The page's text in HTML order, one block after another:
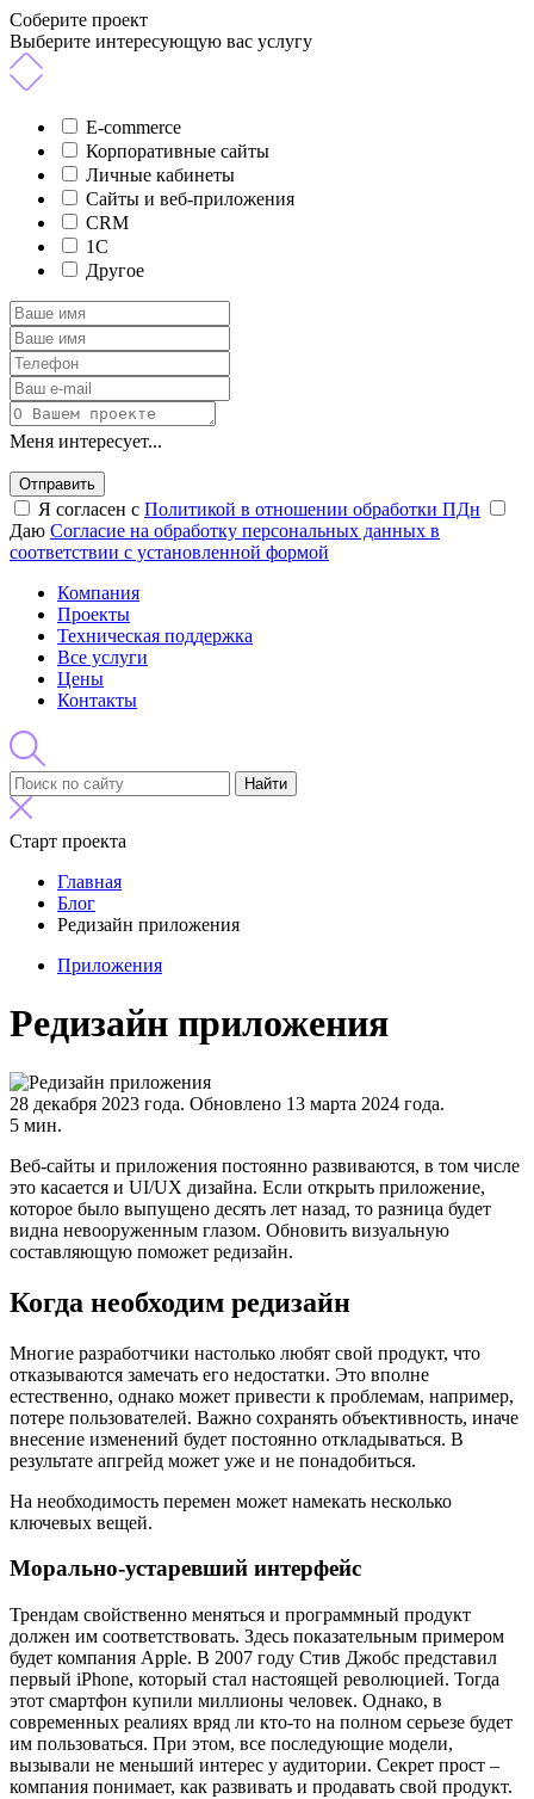
Соберите проект
Выберите интересующую вас услугу
E-commerce
Корпоративные сайты
Личные кабинеты
Сайты и веб-приложения
CRM
1C
Другое
Меня интересует...
Отправить
Я согласен с Политикой в отношении обработки ПДн
Даю Согласие на обработку персональных данных в
соответствии с установленной формой
Компания
Проекты
Техническая поддержка
Все услуги
Цены
Контакты
Найти
Старт проекта
Главная
Блог
Редизайн приложения
Приложения
Редизайн приложения
28 декабря 2023 года. Обновлено 13 марта 2024 года.
5 мин.
Веб-сайты и приложения постоянно развиваются, в том числе
это касается и UI/UX дизайна. Если открыть приложение,
которое было выпущено десять лет назад, то разница будет
видна невооруженным глазом. Обновить визуальную
составляющую поможет редизайн.
Когда необходим редизайн
Многие разработчики настолько любят свой продукт, что
отказываются замечать его недостатки. Это вполне
естественно, однако может привести к проблемам, например,
потере пользователей. Важно сохранять объективность, иначе
внесение изменений будет постоянно откладываться. В
результате апгрейд может уже и не понадобиться.
На необходимость перемен может намекать несколько
ключевых вещей.
Морально-устаревший интерфейс
Трендам свойственно меняться и программный продукт
должен им соответствовать. Здесь показательным примером
будет компания Apple. В 2007 году Стив Джобс представил
первый iPhone, который стал настоящей революцией. Тогда
этот смартфон купили миллионы человек. Однако, в
современных реалиях вряд ли кто-то на полном серьезе будет
им пользоваться. При этом, все последующие модели,
вызывали не меньший интерес у аудитории. Секрет прост –
компания понимает, как развивать и продавать свой продукт.